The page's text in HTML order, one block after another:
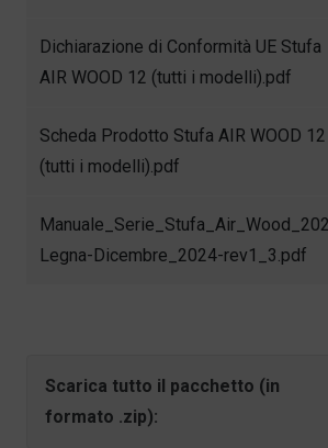
Dichiarazione di Conformità UE Stufa
AIR WOOD 12 (tutti i modelli).pdf
Scheda Prodotto Stufa AIR WOOD 12
(tutti i modelli).pdf
Legna-Dicembre_2024-rev1_3.pdf
Scarica tutto il pacchetto (in
formato .zip):